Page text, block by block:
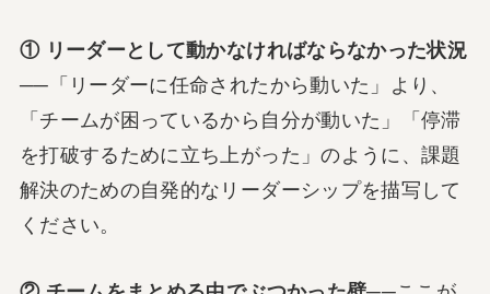
① リーダーとして動かなければならなかった状況
──「リーダーに任命されたから動いた」より、
「チームが困っているから自分が動いた」「停滞
を打破するために立ち上がった」のように、課題
解決のための自発的なリーダーシップを描写して
ください。